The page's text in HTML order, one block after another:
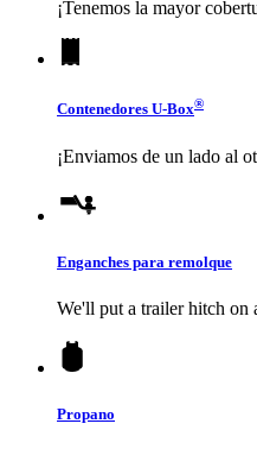
¡Tenemos la mayor
Contenedores U-Box®
¡Enviamos de un lado al
Enganches para remolque
We'll put a trailer hitch on
Propano